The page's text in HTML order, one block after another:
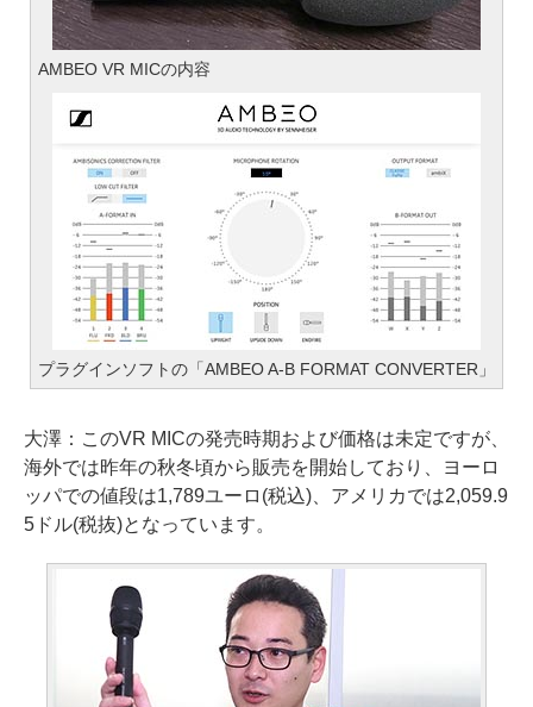
AMBEO VR MICの内容
プラグインソフトの「AMBEO A-B FORMAT CONVERTER」
大澤： このVR MICの発売時期および価格は未定ですが、
海外では昨年の秋冬頃から販売を開始しており、ヨーロ
ッパでの値段は1,789ユーロ(税込)、アメリカでは2,059.9
5ドル(税抜)となっています。